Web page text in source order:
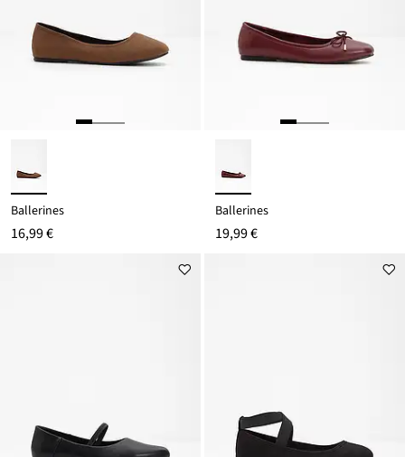
Ballerines
16,99 €
Ballerines
19,99 €